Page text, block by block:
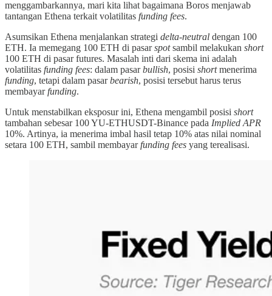
menggambarkannya, mari kita lihat bagaimana Boros menjawab
tantangan Ethena terkait volatilitas funding fees.
Asumsikan Ethena menjalankan strategi delta-neutral dengan 100
ETH. Ia memegang 100 ETH di pasarspotsambil melakukan short
100 ETH di pasar futures. Masalah inti dari skema ini adalah
volatilitas funding fees: dalam pasarbullish, posisi shortmenerima
funding, tetapi dalam pasarbearish, posisi tersebut harus terus
membayarfunding.
Untuk menstabilkan eksposur ini, Ethena mengambil posisi short
tambahan sebesar 100 YU-ETHUSDT-Binance pada Implied APR
10%. Artinya, ia menerima imbal hasil tetap 10% atas nilai nominal
setara 100 ETH, sambil membayarfunding fees yang terealisasi.